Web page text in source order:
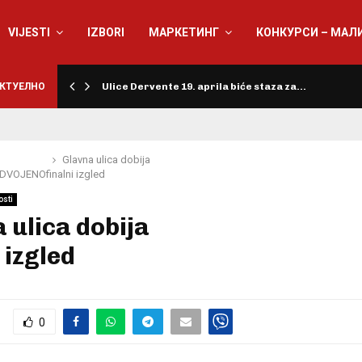
VIJESTI IZBORI МАРКЕТИНГ КОНКУРСИ –
Ulice Dervente 19. aprila biće staza za…
Glavna ulica dobija
finalni izgled
ulica dobija
0